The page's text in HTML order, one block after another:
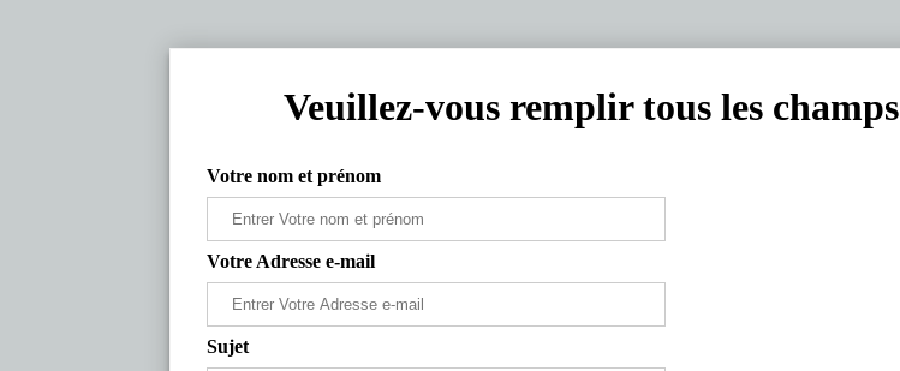
Veuillez-vous remplir tous les champs
Votre nom et prénom
Votre Adresse e-mail
Sujet